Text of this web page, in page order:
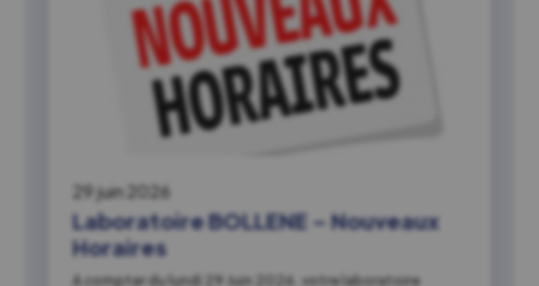
29 juin 2026
Laboratoire BOLLENE – Nouveaux
Horaires
A compter du lundi 29 Juin 2026, votre laboratoire